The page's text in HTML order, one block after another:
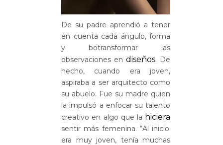
De su padre aprendió a tener
en cuenta cada ángulo, forma
y botransformar las
observaciones endiseños. De
hecho, cuando era joven,
aspiraba a ser arquitecto como
su abuelo. Fue su madre quien
la impulsó a enfocar su talento
creativo en algo que la hiciera
sentir más femenina. “Al inicio
era muy joven, tenía muchas